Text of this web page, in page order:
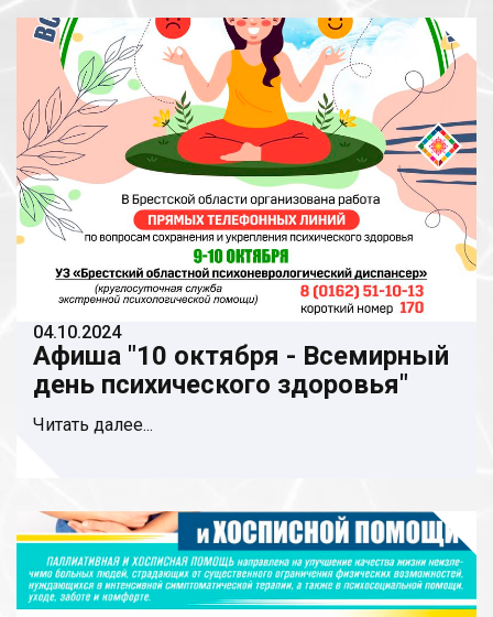
04.10.2024
Афиша "10 октября - Всемирный
день психического здоровья"
Читать далее...